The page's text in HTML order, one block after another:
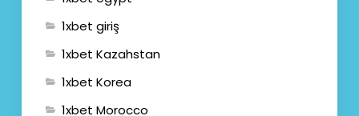
1xbet giriş
1xbet Kazahstan
1xbet Korea
1xbet Morocco